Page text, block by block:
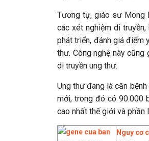
Tương tự, giáo sư Mong
các xét nghiệm di
phát triển, đánh giá điểm
thư. Công nghệ này
di truyền ung thư.
Ung thư đang là căn
mới, trong đó có 90.000
cao nhất thế giới và phần
Nguy cơ